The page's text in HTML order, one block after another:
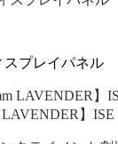
スプレイパネル
LAVENDER】